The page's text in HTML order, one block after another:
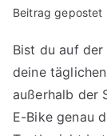
Beitrag gepostet
Bist du auf der
deine
außerhalb der
E-Bike genau